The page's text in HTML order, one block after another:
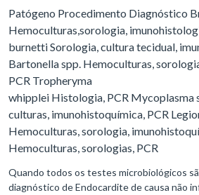
Patógeno Procedimento Diagnóstico
Hemoculturas,sorologia,
burnetti Sorologia, cultura tecidual,
Bartonella spp. Hemoculturas,
PCR Tropheryma
whipplei Histologia, PCR Mycoplasma
culturas, imunohistoquímica, PCR
Hemoculturas, sorologia,
Hemoculturas, sorologias, PCR
Quando todos os testes microbiológicos
diagnóstico de Endocardite de causa não